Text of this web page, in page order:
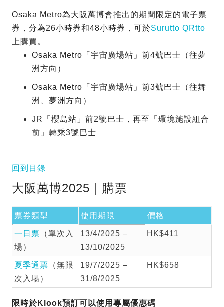
Osaka Metro為大阪萬博會推出的期間限定的電子票
券，分為26小時券和48小時券，可於Surutto QRtto
上購買。
Osaka Metro「宇宙廣場站」前4號巴士（往夢
洲方向）
Osaka Metro「宇宙廣場站」前3號巴士（往舞
洲、夢洲方向）
JR「櫻島站」前2號巴士，再至「環境施設組合
前」轉乘3號巴士
回到目錄
大阪萬博2025｜購票
票券類型 使用期限 價格
一日票 （單次入
場）
13/4/2025 –
13/10/2025
HK$411
夏季通票 （無限
次入場）
19/7/2025 –
31/8/2025
HK$658
限時於Klook預訂可以使用專屬優惠碼